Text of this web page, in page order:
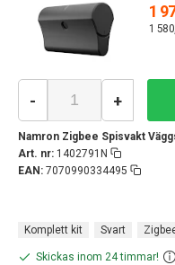
1
1
Namron Zigbee Spisvakt
Art. nr: 1402791N
EAN: 7070990334495
- +
Komplett kit Svart
Skickas inom 24 timmar!